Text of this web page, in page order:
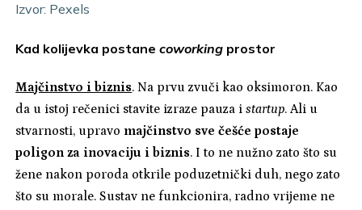
Izvor: Pexels
Kad kolijevka postanecoworking prostor
Majčinstvo i biznis. Na prvu zvuči kao oksimoron. Kao
da u istoj rečenici stavite izraze pauza istartup. Ali u
stvarnosti, upravo majčinstvo sve češće postaje
poligon za inovaciju i biznis. I to ne nužno zato što su
žene nakon poroda otkrile poduzetnički duh, nego zato
što su morale. Sustav ne funkcionira, radno vrijeme ne